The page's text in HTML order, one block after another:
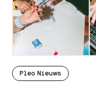
Pleo Nieuws